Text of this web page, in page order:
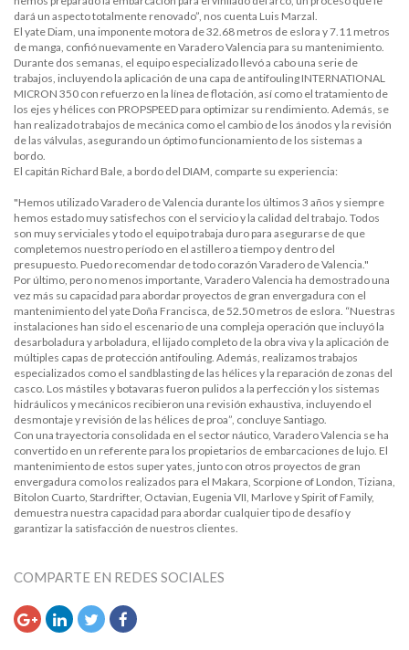
dará un aspecto totalmente renovado”, nos cuenta Luis Marzal.
El yate Diam, una imponente motora de 32.68 metros de eslora y 7.11 metros
de manga, confió nuevamente en Varadero Valencia para su mantenimiento.
Durante dos semanas, el equipo especializado llevó a cabo una serie de
trabajos, incluyendo la aplicación de una capa de antifouling INTERNATIONAL
MICRON 350 con refuerzo en la línea de flotación, así como el tratamiento de
los ejes y hélices con PROPSPEED para optimizar su rendimiento. Además, se
han realizado trabajos de mecánica como el cambio de los ánodos y la revisión
de las válvulas, asegurando un óptimo funcionamiento de los sistemas a
bordo.
El capitán Richard Bale, a bordo del DIAM, comparte su experiencia:
"Hemos utilizado Varadero de Valencia durante los últimos 3 años y siempre
hemos estado muy satisfechos con el servicio y la calidad del trabajo. Todos
son muy serviciales y todo el equipo trabaja duro para asegurarse de que
completemos nuestro período en el astillero a tiempo y dentro del
presupuesto. Puedo recomendar de todo corazón Varadero de Valencia."
Por último, pero no menos importante, Varadero Valencia ha demostrado una
vez más su capacidad para abordar proyectos de gran envergadura con el
mantenimiento del yate Doña Francisca, de 52.50 metros de eslora. “Nuestras
instalaciones han sido el escenario de una compleja operación que incluyó la
desarboladura y arboladura, el lijado completo de la obra viva y la aplicación de
múltiples capas de protección antifouling. Además, realizamos trabajos
especializados como el sandblasting de las hélices y la reparación de zonas del
casco. Los mástiles y botavaras fueron pulidos a la perfección y los sistemas
hidráulicos y mecánicos recibieron una revisión exhaustiva, incluyendo el
desmontaje y revisión de las hélices de proa”, concluye Santiago.
Con una trayectoria consolidada en el sector náutico, Varadero Valencia se ha
convertido en un referente para los propietarios de embarcaciones de lujo. El
mantenimiento de estos super yates, junto con otros proyectos de gran
envergadura como los realizados para el Makara, Scorpione of London, Tiziana,
Bitolon Cuarto, Stardrifter, Octavian, Eugenia VII, Marlove y Spirit of Family,
demuestra nuestra capacidad para abordar cualquier tipo de desafío y
garantizar la satisfacción de nuestros clientes.
COMPARTE EN REDES SOCIALES